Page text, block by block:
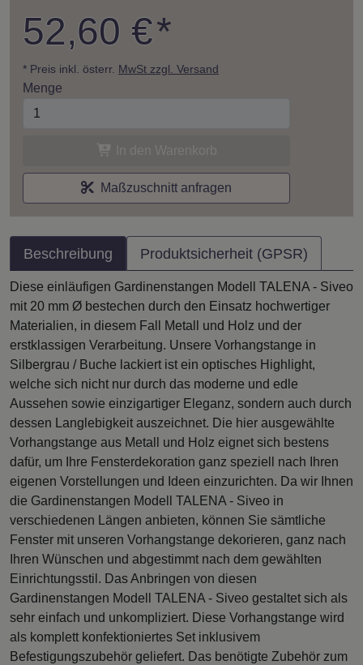
52,60 €*
* Preis inkl. österr. MwSt zzgl. Versand
Menge
Maßzuschnitt anfragen
Beschreibung Produktsicherheit (GPSR)
Diese einläufigen Gardinenstangen Modell TALENA - Siveo
mit 20 mm Ø bestechen durch den Einsatz hochwertiger
Materialien, in diesem Fall Metall und Holz und der
erstklassigen Verarbeitung. Unsere Vorhangstange in
Silbergrau / Buche lackiert ist ein optisches Highlight,
welche sich nicht nur durch das moderne und edle
Aussehen sowie einzigartiger Eleganz, sondern auch durch
dessen Langlebigkeit auszeichnet. Die hier ausgewählte
Vorhangstange aus Metall und Holz eignet sich bestens
dafür, um Ihre Fensterdekoration ganz speziell nach Ihren
eigenen Vorstellungen und Ideen einzurichten. Da wir Ihnen
die Gardinenstangen Modell TALENA - Siveo in
verschiedenen Längen anbieten, können Sie sämtliche
Fenster mit unseren Vorhangstange dekorieren, ganz nach
Ihren Wünschen und abgestimmt nach dem gewählten
Einrichtungsstil. Das Anbringen von diesen
Gardinenstangen Modell TALENA - Siveo gestaltet sich als
sehr einfach und unkompliziert. Diese Vorhangstange wird
als komplett konfektioniertes Set inklusivem
Befestigungszubehör geliefert. Das benötigte Zubehör zum